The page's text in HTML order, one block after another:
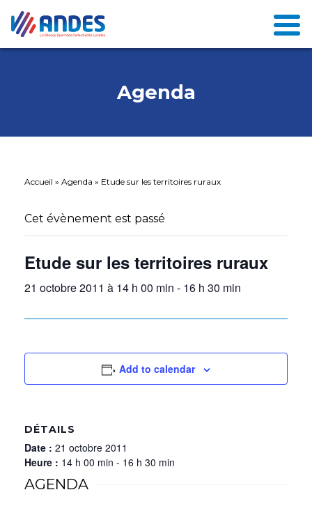
Agenda
Accueil » Agenda » Etude sur les territoires ruraux
Cet évènement est passé
Etude sur les territoires ruraux
21 octobre 2011 à 14 h 00 min - 16 h 30 min
Add to calendar
DÉTAILS
Date : 21 octobre 2011
Heure : 14 h 00 min - 16 h 30 min
AGENDA